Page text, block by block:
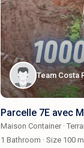
Team Costa
Parcelle 7E avec
Maison Container ·
1 Bathroom · Size 100 m